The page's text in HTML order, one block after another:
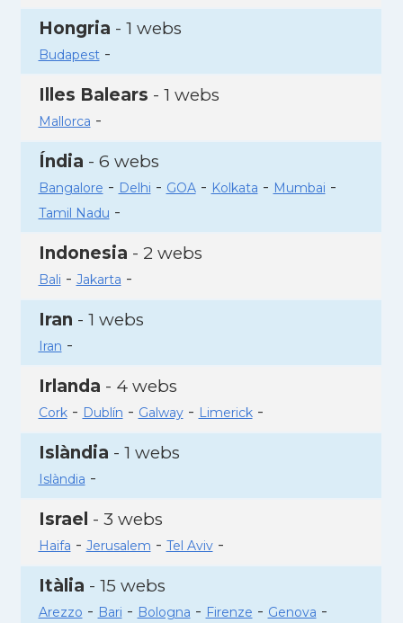
Hongria - 1 webs
Budapest-
Illes Balears - 1 webs
Mallorca -
Índia - 6 webs
Bangalore - Delhi - GOA- Kolkata - Mumbai -
Tamil Nadu -
Indonesia - 2 webs
Bali - Jakarta -
Iran - 1 webs
Iran -
Irlanda - 4 webs
Cork- Dublín - Galway- Limerick-
Islàndia - 1 webs
Islàndia -
Israel - 3 webs
Haifa - Jerusalem - Tel Aviv-
Itàlia - 15 webs
Arezzo - Bari - Bologna - Firenze - Genova -